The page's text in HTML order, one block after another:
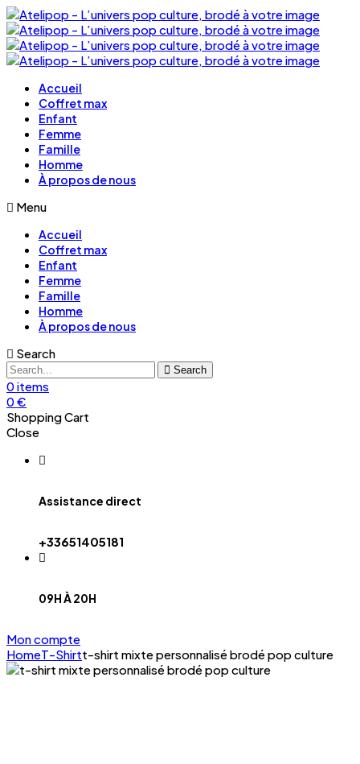
Accueil
Coffret max
Enfant
Femme
Famille
Homme
À propos de nous
Menu
Accueil
Coffret max
Enfant
Femme
Famille
Homme
À propos de nous
Search
Search
0items
0€
Shopping Cart
Close
Assistance direct
+33651405181
09H À 20H
Mon compte
HomeT-Shirtt-shirt mixte personnalisé brodé pop culture